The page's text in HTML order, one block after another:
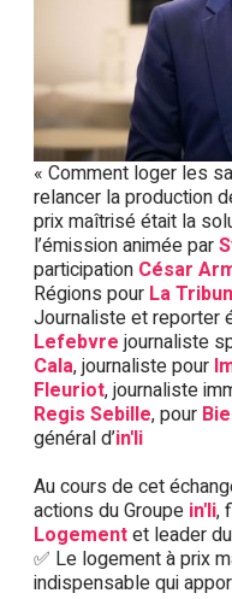
« Comment loger les
relancer la production
prix maîtrisé était la
l’émission animée par
participation César
Régions pour La
Journaliste et reporter
Lefebvrejournaliste
Cala, journaliste pour
Fleuriot, journaliste
Regis Sebille, pour
général d’in'li
Au cours de cet
actions du Groupe in'li,
Logementet leader
✅ Le logement à prix
indispensable qui